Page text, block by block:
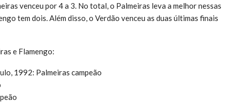
venceu por 4 a 3. No total, o Palmeiras leva a melhor nessas
tem dois. Além disso, o Verdão venceu as duas últimas finais
e Flamengo:
1992: Palmeiras campeão